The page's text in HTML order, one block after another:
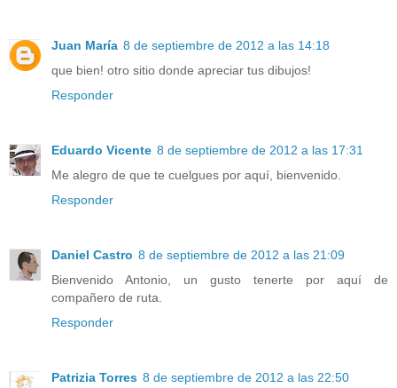
Juan María 8 de septiembre de 2012 a las 14:18
que bien! otro sitio donde apreciar tus dibujos!
Responder
Eduardo Vicente 8 de septiembre de 2012 a las 17:31
Me alegro de que te cuelgues por aquí, bienvenido.
Responder
Daniel Castro 8 de septiembre de 2012 a las 21:09
Bienvenido Antonio, un gusto tenerte por aquí de
compañero de ruta.
Responder
Patrizia Torres 8 de septiembre de 2012 a las 22:50